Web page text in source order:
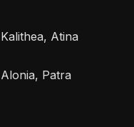
Atina
Patra